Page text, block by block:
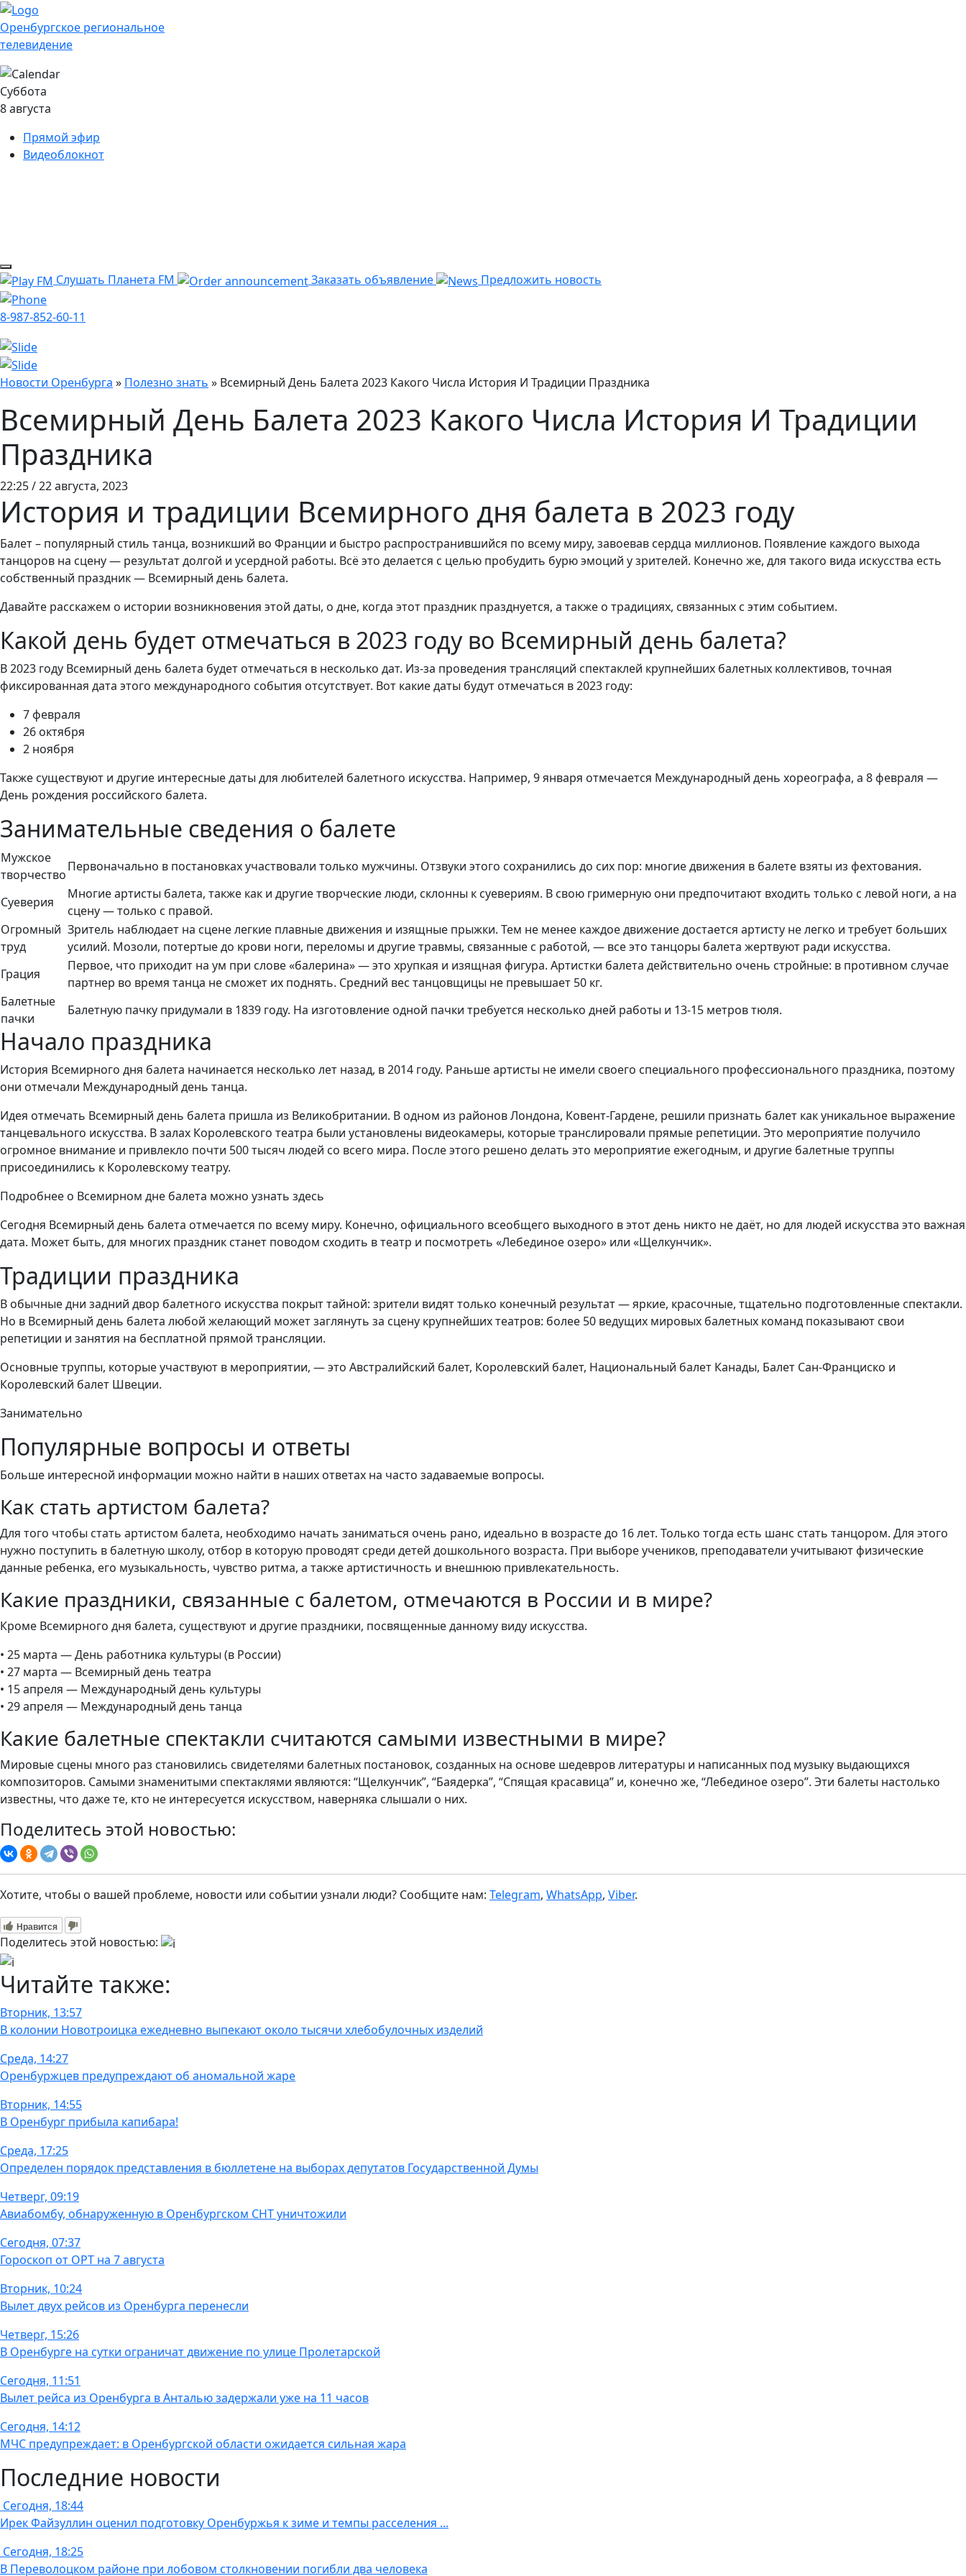
Оренбургское региональное
телевидение
Суббота
8 августа
Прямой эфир
Видеоблокнот
Слушать Планета FM Заказать объявление Предложить новость
8-987-852-60-11
Новости Оренбурга » Полезно знать » Всемирный День Балета 2023 Какого Числа История И Традиции Праздника
Всемирный День Балета 2023 Какого Числа История И Традиции
Праздника
22:25 / 22 августа, 2023
История и традиции Всемирного дня балета в 2023 году
Балет – популярный стиль танца, возникший во Франции и быстро распространившийся по всему миру, завоевав сердца миллионов. Появление каждого выхода
танцоров на сцену — результат долгой и усердной работы. Всё это делается с целью пробудить бурю эмоций у зрителей. Конечно же, для такого вида искусства есть
собственный праздник — Всемирный день балета.
Давайте расскажем о истории возникновения этой даты, о дне, когда этот праздник празднуется, а также о традициях, связанных с этим событием.
Какой день будет отмечаться в 2023 году во Всемирный день балета?
В 2023 году Всемирный день балета будет отмечаться в несколько дат. Из-за проведения трансляций спектаклей крупнейших балетных коллективов, точная
фиксированная дата этого международного события отсутствует. Вот какие даты будут отмечаться в 2023 году:
7 февраля
26 октября
2 ноября
Также существуют и другие интересные даты для любителей балетного искусства. Например, 9 января отмечается Международный день хореографа, а 8 февраля —
День рождения российского балета.
Занимательные сведения о балете
Мужское
творчество
Первоначально в постановках участвовали только мужчины. Отзвуки этого сохранились до сих пор: многие движения в балете взяты из фехтования.
Суеверия
Многие артисты балета, также как и другие творческие люди, склонны к суевериям. В свою гримерную они предпочитают входить только с левой ноги, а на
сцену — только с правой.
Огромный
труд
Зритель наблюдает на сцене легкие плавные движения и изящные прыжки. Тем не менее каждое движение достается артисту не легко и требует больших
усилий. Мозоли, потертые до крови ноги, переломы и другие травмы, связанные с работой, — все это танцоры балета жертвуют ради искусства.
Грация
Первое, что приходит на ум при слове «балерина» — это хрупкая и изящная фигура. Артистки балета действительно очень стройные: в противном случае
партнер во время танца не сможет их поднять. Средний вес танцовщицы не превышает 50 кг.
Балетные
пачки
Балетную пачку придумали в 1839 году. На изготовление одной пачки требуется несколько дней работы и 13-15 метров тюля.
Начало праздника
История Всемирного дня балета начинается несколько лет назад, в 2014 году. Раньше артисты не имели своего специального профессионального праздника, поэтому
они отмечали Международный день танца.
Идея отмечать Всемирный день балета пришла из Великобритании. В одном из районов Лондона, Ковент-Гардене, решили признать балет как уникальное выражение
танцевального искусства. В залах Королевского театра были установлены видеокамеры, которые транслировали прямые репетиции. Это мероприятие получило
огромное внимание и привлекло почти 500 тысяч людей со всего мира. После этого решено делать это мероприятие ежегодным, и другие балетные труппы
присоединились к Королевскому театру.
Подробнее о Всемирном дне балета можно узнать здесь
Сегодня Всемирный день балета отмечается по всему миру. Конечно, официального всеобщего выходного в этот день никто не даёт, но для людей искусства это важная
дата. Может быть, для многих праздник станет поводом сходить в театр и посмотреть «Лебединое озеро» или «Щелкунчик».
Традиции праздника
В обычные дни задний двор балетного искусства покрыт тайной: зрители видят только конечный результат — яркие, красочные, тщательно подготовленные спектакли.
Но в Всемирный день балета любой желающий может заглянуть за сцену крупнейших театров: более 50 ведущих мировых балетных команд показывают свои
репетиции и занятия на бесплатной прямой трансляции.
Основные труппы, которые участвуют в мероприятии, — это Австралийский балет, Королевский балет, Национальный балет Канады, Балет Сан-Франциско и
Королевский балет Швеции.
Занимательно
Популярные вопросы и ответы
Больше интересной информации можно найти в наших ответах на часто задаваемые вопросы.
Как стать артистом балета?
Для того чтобы стать артистом балета, необходимо начать заниматься очень рано, идеально в возрасте до 16 лет. Только тогда есть шанс стать танцором. Для этого
нужно поступить в балетную школу, отбор в которую проводят среди детей дошкольного возраста. При выборе учеников, преподаватели учитывают физические
данные ребенка, его музыкальность, чувство ритма, а также артистичность и внешнюю привлекательность.
Какие праздники, связанные с балетом, отмечаются в России и в мире?
Кроме Всемирного дня балета, существуют и другие праздники, посвященные данному виду искусства.
• 25 марта — День работника культуры (в России)
• 27 марта — Всемирный день театра
• 15 апреля — Международный день культуры
• 29 апреля — Международный день танца
Какие балетные спектакли считаются самыми известными в мире?
Мировые сцены много раз становились свидетелями балетных постановок, созданных на основе шедевров литературы и написанных под музыку выдающихся
композиторов. Самыми знаменитыми спектаклями являются: “Щелкунчик”, “Баядерка”, “Спящая красавица” и, конечно же, “Лебединое озеро”. Эти балеты настолько
известны, что даже те, кто не интересуется искусством, наверняка слышали о них.
Поделитесь этой новостью:
Хотите, чтобы о вашей проблеме, новости или событии узнали люди? Сообщите нам: Telegram, WhatsApp, Viber.
Нравится
Поделитесь этой новостью:
Читайте также:
Вторник, 13:57
В колонии Новотроицка ежедневно выпекают около тысячи хлебобулочных изделий
Среда, 14:27
Оренбуржцев предупреждают об аномальной жаре
Вторник, 14:55
В Оренбург прибыла капибара!
Среда, 17:25
Определен порядок представления в бюллетене на выборах депутатов Государственной Думы
Четверг, 09:19
Авиабомбу, обнаруженную в Оренбургском СНТ уничтожили
Сегодня, 07:37
Гороскоп от ОРТ на 7 августа
Вторник, 10:24
Вылет двух рейсов из Оренбурга перенесли
Четверг, 15:26
В Оренбурге на сутки ограничат движение по улице Пролетарской
Сегодня, 11:51
Вылет рейса из Оренбурга в Анталью задержали уже на 11 часов
Сегодня, 14:12
МЧС предупреждает: в Оренбургской области ожидается сильная жара
Последние новости
Сегодня, 18:44
Ирек Файзуллин оценил подготовку Оренбуржья к зиме и темпы расселения ...
Сегодня, 18:25
В Переволоцком районе при лобовом столкновении погибли два человека